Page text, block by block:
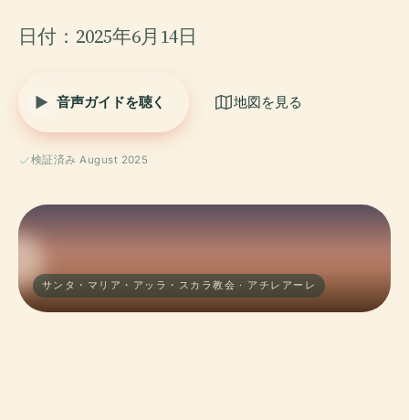
日付：2025年6月14日
音声ガイドを聴く 地図を見る
検証済み August 2025
サンタ・マリア・アッラ・スカラ教会 · アチレアーレ